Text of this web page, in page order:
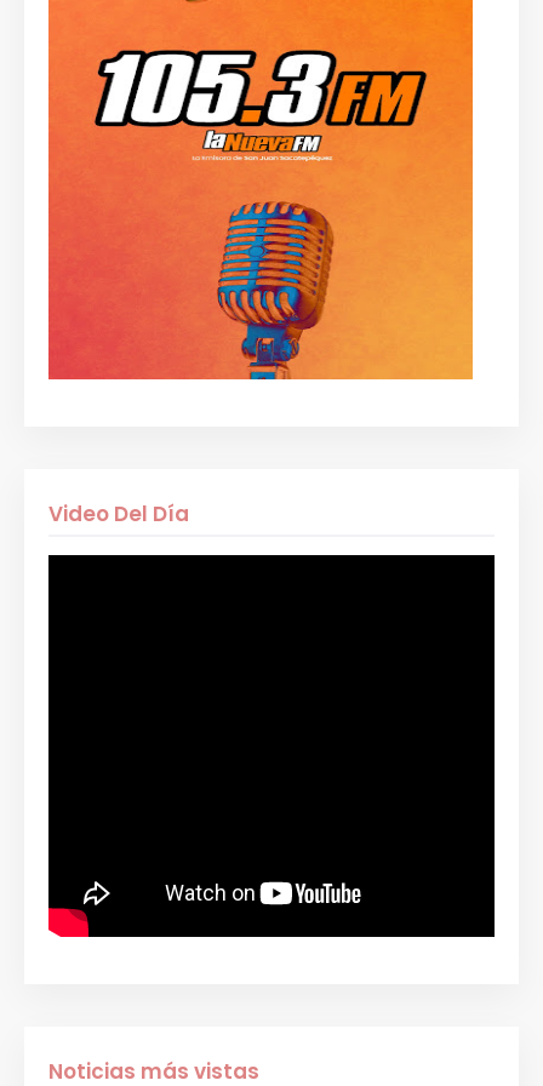
Video Del Día
Noticias más vistas